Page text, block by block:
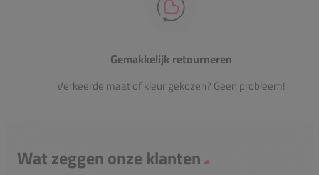
Gemakkelijk retourneren
Verkeerde maat of kleur gekozen? Geen probleem!
Wat zeggen onze klanten